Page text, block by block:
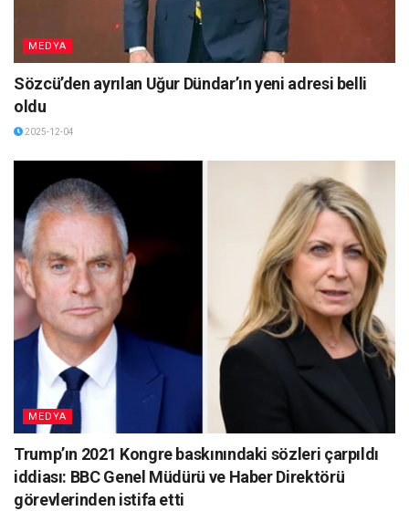
MEDYA
Sözcü’den ayrılan Uğur Dündar’ın yeni adresi belli
oldu
2025-12-04
MEDYA
Trump’ın 2021 Kongre baskınındaki sözleri çarpıldı
iddiası: BBC Genel Müdürü ve Haber Direktörü
görevlerinden istifa etti